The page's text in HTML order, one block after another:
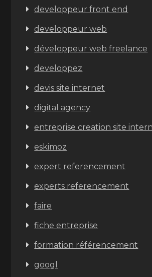
developpeur front end
developpeur web
développeur web freelance
developpez
devis site internet
digital agency
entreprise creation site
eskimoz
expert referencement
experts referencement
faire
fiche entreprise
formation référencement
googl